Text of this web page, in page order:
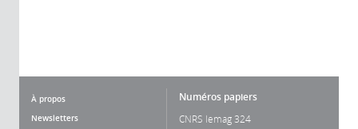
À propos
Newsletters
Numéros papiers
CNRS lemag 324